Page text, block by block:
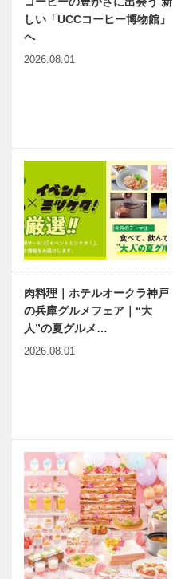
ーなる世界へ
しい「UCCコーヒー博物館」
へ
2026.08.01
肉料理｜ホテルオークラ神戸
の兵庫グルメフェア｜“大
人”の夏グルメ…
2026.08.01